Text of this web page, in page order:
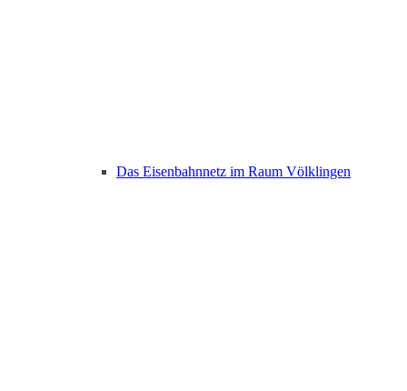
Das Eisenbahnnetz im Raum Völklingen